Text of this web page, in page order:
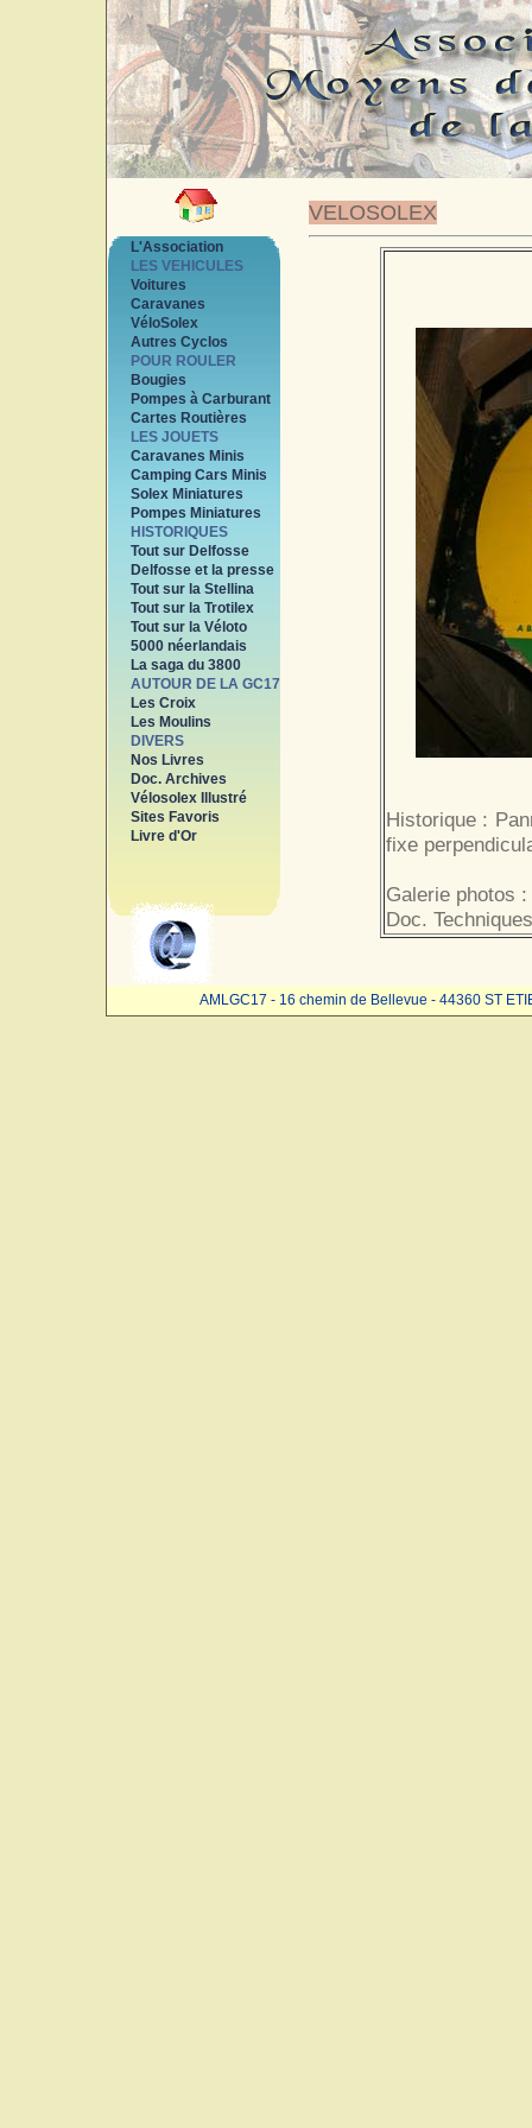
VELOSOLEX
L'Association
LES VEHICULES
Voitures
Caravanes
VéloSolex
Autres Cyclos
POUR ROULER
Bougies
Pompes à Carburant
Cartes Routières
LES JOUETS
Caravanes Minis
Camping Cars Minis
Solex Miniatures
Pompes Miniatures
HISTORIQUES
Tout sur Delfosse
Delfosse et la presse
Tout sur la Stellina
Tout sur la Trotilex
Tout sur la Véloto
5000 néerlandais
La saga du 3800
AUTOUR DE LA GC17
Les Croix
Les Moulins
DIVERS
Nos Livres
Doc. Archives
Vélosolex Illustré
Sites Favoris
Livre d'Or
Historique :
fixe
Galerie photos :
Doc.
AMLGC17 - 16 chemin de Bellevue - 44360 ST